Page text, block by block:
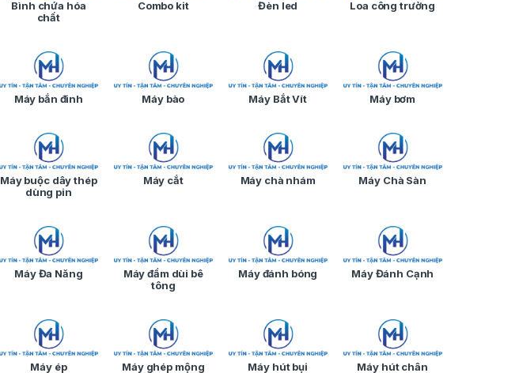
Bình chứa hóa
chất
Combo kit Đèn led Loa công trường
Máy bắn đinh Máy bào Máy Bắt Vít Máy bơm
Máy buộc dây thép
dùng pin
Máy cắt Máy chà nhám Máy Chà Sàn
Máy Đa Năng
Máy đầm dùi bê
tông
Máy đánh bóng Máy Đánh Cạnh
Máy ép
Máy ghép mộng
Máy hút bụi
Máy hút chân